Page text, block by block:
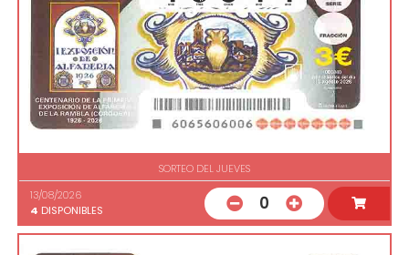
SORTEO DEL JUEVES
13/08/2026
4 DISPONIBLES 0